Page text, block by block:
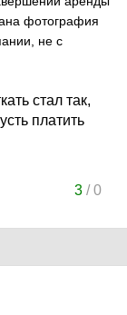
фотография
не с
стал так,
платить
3/0